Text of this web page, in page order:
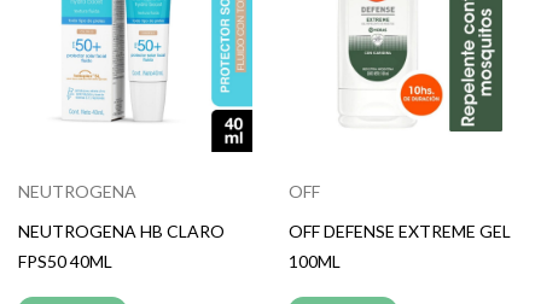
NEUTROGENA
NEUTROGENA HB CLARO
FPS50 40ML
OFF
OFF DEFENSE EXTREME GEL
100ML